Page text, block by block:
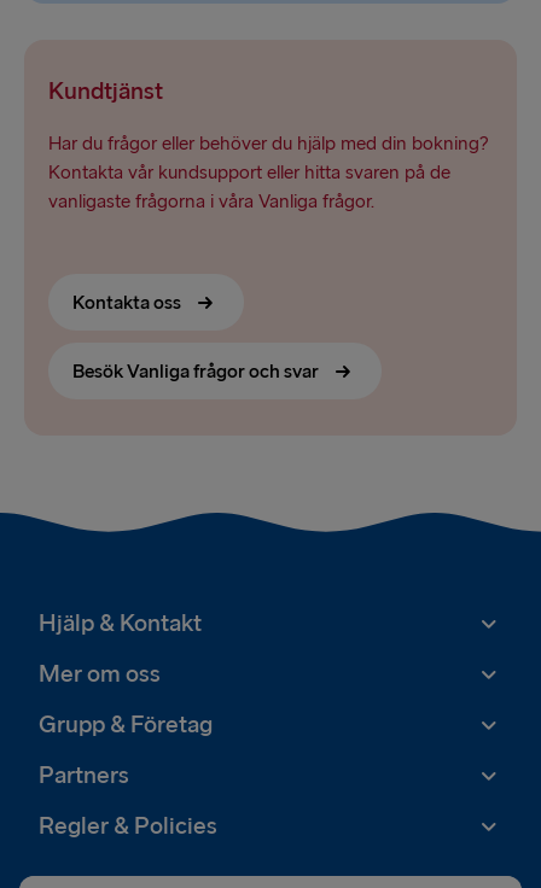
Kundtjänst
Har du frågor eller behöver du hjälp med din bokning?
Kontakta vår kundsupport eller hitta svaren på de
vanligaste frågorna i våra Vanliga frågor.
Kontakta oss
Besök Vanliga frågor och svar
Hjälp & Kontakt
Mer om oss
Grupp & Företag
Partners
Regler & Policies